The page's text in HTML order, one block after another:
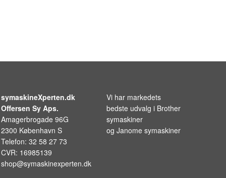
symaskineXperten.dk
Offersen Sy Aps.
Amagerbrogade 96G
2300 København S
Telefon: 32 58 27 73
CVR: 16985139
shop@symaskinexperten.dk
Vi har markedets
bedste udvalg i Brother
symaskiner
og Janome symaskiner